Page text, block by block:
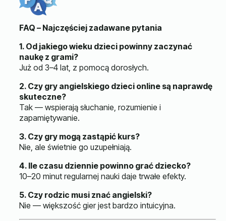
FAQ – Najczęściej zadawane pytania
1. Od jakiego wieku dzieci powinny zaczynać
naukę z grami?
Już od 3–4 lat, z pomocą dorosłych.
2. Czy gry angielskiego dzieci online są naprawdę
skuteczne?
Tak — wspierają słuchanie, rozumienie i
zapamiętywanie.
3. Czy gry mogą zastąpić kurs?
Nie, ale świetnie go uzupełniają.
4. Ile czasu dziennie powinno grać dziecko?
10–20 minut regularnej nauki daje trwałe efekty.
5. Czy rodzic musi znać angielski?
Nie — większość gier jest bardzo intuicyjna.